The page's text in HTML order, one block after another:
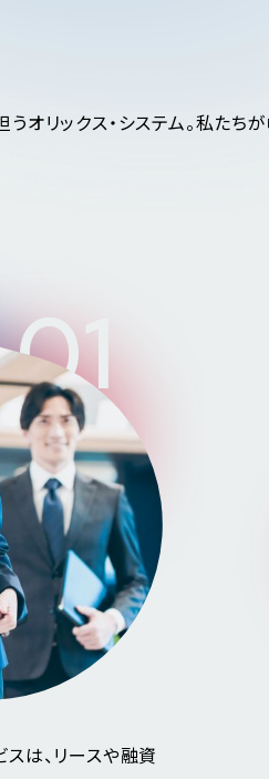
オリックス・システム。私たち
は、リースや融資